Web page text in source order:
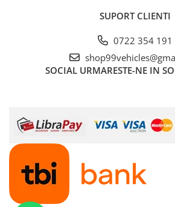
SUPORT CLIENTI
0722 354 191
SOCIAL URMARESTE-NE IN